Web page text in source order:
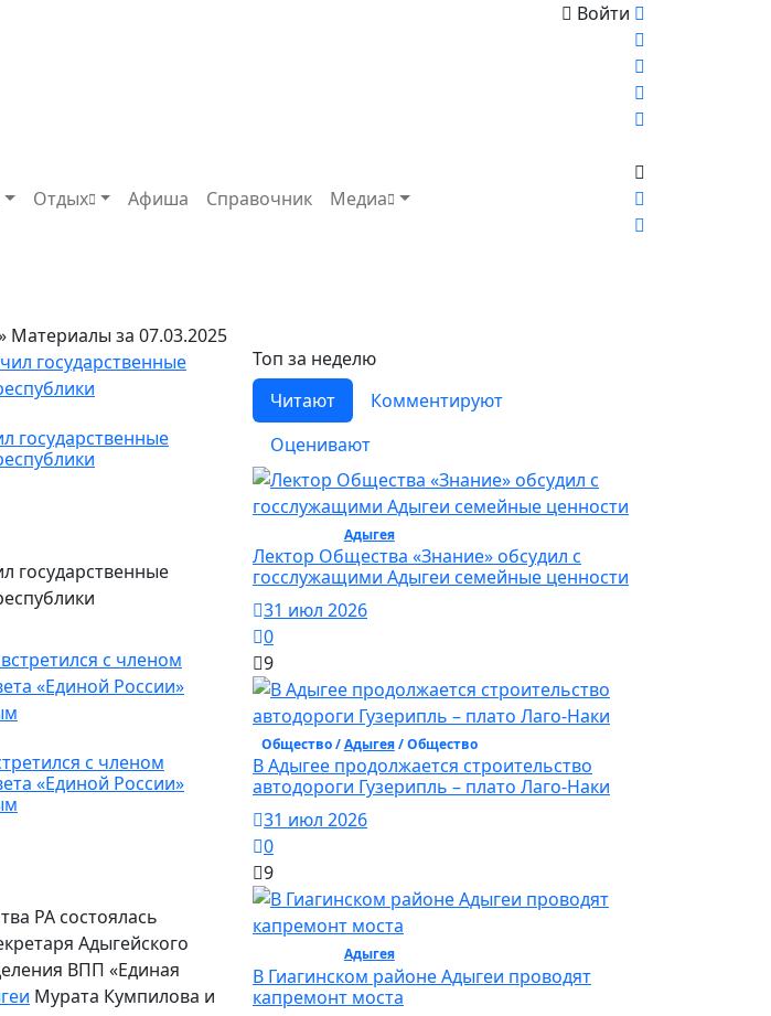
Войти
Отдых Афиша Справочник Медиа
Материалы за 07.03.2025
государственные
государственные
с членом
«Единой России»
РА состоялась
Адыгейского
ВПП «Единая
Мурата Кумпилова и
Топ за неделю
Читают
Комментируют
Оценивают
Адыгея/ Общество
Лектор Общества «Знание» обсудил с
госслужащими Адыгеи семейные ценности
31 июл 2026
0
9
Общество /Адыгея/ Общество
В Адыгее продолжается строительство
автодороги Гузерипль – плато Лаго-Наки
31 июл 2026
0
9
Адыгея/ Общество
В Гиагинском районе Адыгеи проводят
капремонт моста